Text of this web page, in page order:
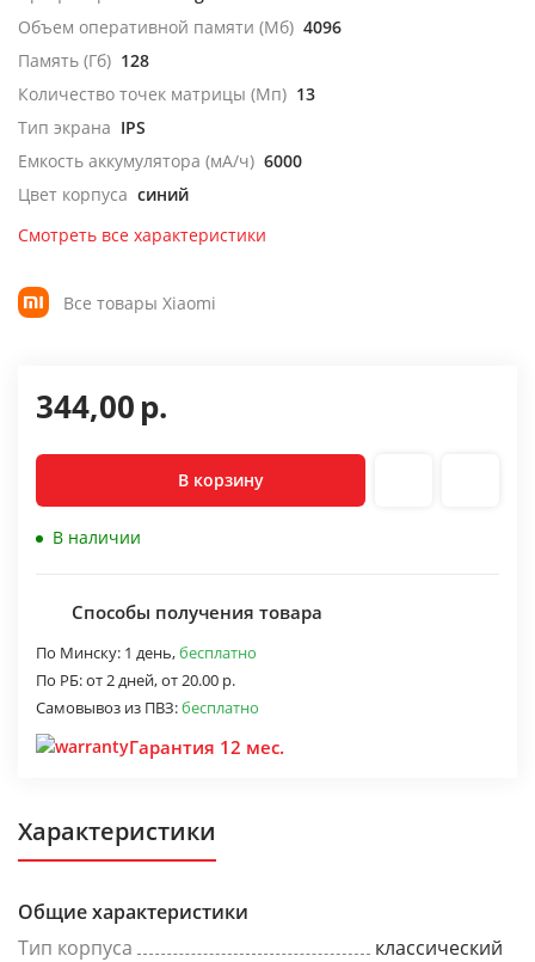
Объем оперативной памяти (Мб) 4096
Память (Гб) 128
Количество точек матрицы (Мп) 13
Тип экрана IPS
Емкость аккумулятора (мА/ч) 6000
Цвет корпуса синий
Смотреть все характеристики
Все товары Xiaomi
344,00р.
В корзину
В наличии
Способы получения товара
По Минску: 1 день,бесплатно
По РБ:от 2 дней,от 20.00 р.
Самовывоз из ПВЗ:бесплатно
Гарантия 12 мес.
Характеристики
Общие характеристики
Тип корпуса
классический